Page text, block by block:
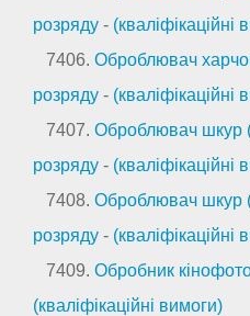
розряду - (кваліфікаційні
7406. Оброблювач
розряду - (кваліфікаційні
7407. Оброблювач шкур
розряду - (кваліфікаційні
7408. Оброблювач шкур
розряду - (кваліфікаційні
7409. Обробник
(кваліфікаційні вимоги)